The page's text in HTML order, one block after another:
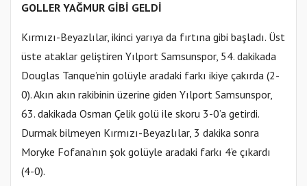
GOLLER YAĞMUR GİBİ GELDİ
Kırmızı-Beyazlılar, ikinci yarıya da fırtına gibi başladı. Üst
üste ataklar geliştiren Yılport Samsunspor, 54. dakikada
Douglas Tanque’nin golüyle aradaki farkı ikiye çakırda (2-
0). Akın akın rakibinin üzerine giden Yılport Samsunspor,
63. dakikada Osman Çelik golü ile skoru 3-0’a getirdi.
Durmak bilmeyen Kırmızı-Beyazlılar, 3 dakika sonra
Moryke Fofana’nın şok golüyle aradaki farkı 4’e çıkardı
(4-0).